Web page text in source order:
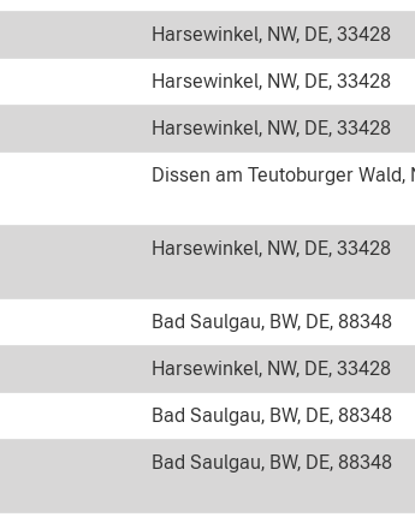
Harsewinkel, NW, DE, 33428
Harsewinkel, NW, DE, 33428
Harsewinkel, NW, DE, 33428
Dissen am Teutoburger Wald,
Harsewinkel, NW, DE, 33428
Bad Saulgau, BW, DE, 88348
Harsewinkel, NW, DE, 33428
Bad Saulgau, BW, DE, 88348
Bad Saulgau, BW, DE, 88348